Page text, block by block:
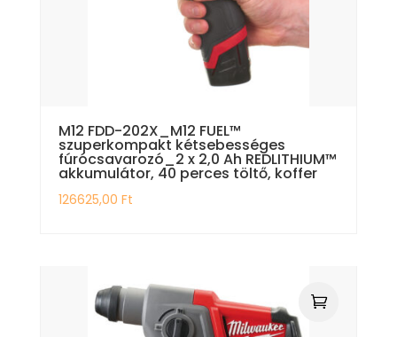
M12 FDD-202X_M12 FUEL™
szuperkompakt kétsebességes
fúrócsavarozó_2 x 2,0 Ah REDLITHIUM™
akkumulátor, 40 perces töltő, koffer
126625,00 Ft